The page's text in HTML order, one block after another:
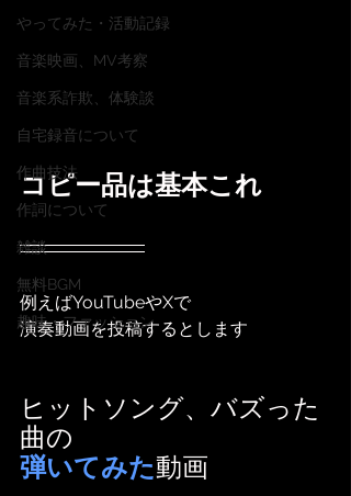
やってみた・活動記録
音楽映画、MV考察
音楽系詐欺、体験談
自宅録音について
作曲技法
作詞について
雑談
無料BGM
趣味・ファッション
コピー品は基本これ
例えばYouTubeやXで
演奏動画を投稿するとします
ヒットソング、バズった
曲の
弾いてみた動画